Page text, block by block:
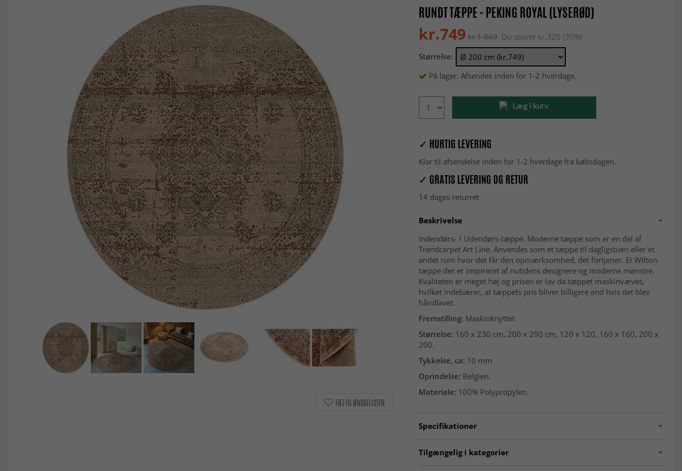
RUNDT TÆPPE - PEKING ROYAL (LYSERØD)
kr.749 kr.1 069Du sparer kr.320 (30%)
Størrelse:
På lager. Afsendes inden for 1-2 hverdage.
Læg i kurv
✓ HURTIG LEVERING
Klar til afsendelse inden for 1-2 hverdage fra købsdagen.
✓ GRATIS LEVERING OG RETUR
14 dages returret
Beskrivelse
Indendørs- / Udendørs-tæppe. Moderne tæppe som er en del af
Trendcarpet Art Line. Anvendes som et tæppe til dagligstuen eller et
andet rum hvor det får den opmærksomhed, det fortjener. Et Wilton-
tæppe der er inspireret af nutidens designere og moderne mønstre.
Kvaliteten er meget høj og prisen er lav da tæppet maskinvæves,
hvilket indebærer, at tæppets pris bliver billigere end hvis det blev
håndlavet.
Fremstilling: Maskinknyttet.
Størrelse: 160 x 230 cm, 200 x 290 cm, 120 x 120, 160 x 160, 200 x
200.
Tykkelse, ca: 10 mm
Oprindelse: Belgien.
Materiale: 100% Polypropylen.
Specifikationer
Tilgængelig i kategorier
FØJ TIL ØNSKELISTEN